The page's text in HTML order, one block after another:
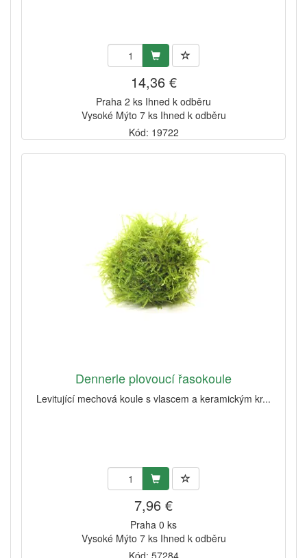
14,36 €
Praha 2 ks Ihned k odběru
Vysoké Mýto 7 ks Ihned k odběru
Kód: 19722
Dennerle plovoucí řasokoule
Levitující mechová koule s vlascem a keramickým kr...
7,96 €
Praha 0 ks
Vysoké Mýto 7 ks Ihned k odběru